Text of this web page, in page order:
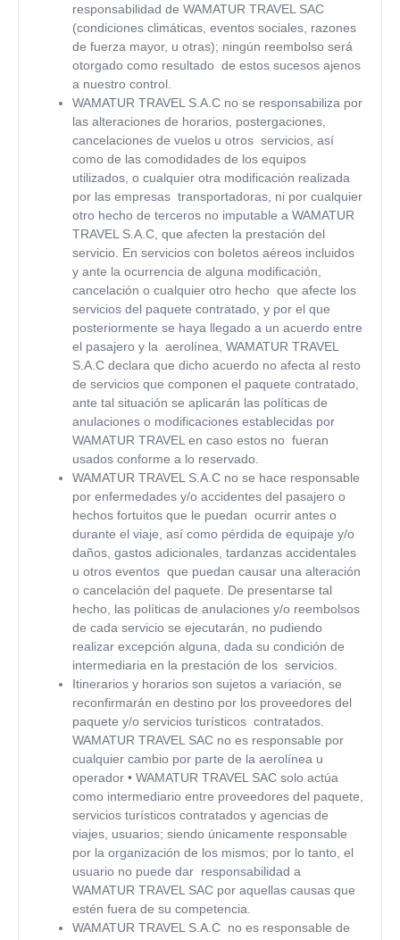
responsabilidad de WAMATUR TRAVEL SAC
(condiciones climáticas, eventos sociales, razones
de fuerza mayor, u otras); ningún reembolso será
otorgado como resultado de estos sucesos ajenos
a nuestro control.
WAMATUR TRAVEL S.A.C no se responsabiliza por
las alteraciones de horarios, postergaciones,
cancelaciones de vuelos u otros servicios, así
como de las comodidades de los equipos
utilizados, o cualquier otra modificación realizada
por las empresas transportadoras, ni por cualquier
otro hecho de terceros no imputable a WAMATUR
TRAVEL S.A.C, que afecten la prestación del
servicio. En servicios con boletos aéreos incluidos
y ante la ocurrencia de alguna modificación,
cancelación o cualquier otro hecho que afecte los
servicios del paquete contratado, y por el que
posteriormente se haya llegado a un acuerdo entre
el pasajero y la aerolínea, WAMATUR TRAVEL
S.A.C declara que dicho acuerdo no afecta al resto
de servicios que componen el paquete contratado,
ante tal situación se aplicarán las políticas de
anulaciones o modificaciones establecidas por
WAMATUR TRAVEL en caso estos no fueran
usados conforme a lo reservado.
WAMATUR TRAVEL S.A.C no se hace responsable
por enfermedades y/o accidentes del pasajero o
hechos fortuitos que le puedan ocurrir antes o
durante el viaje, así como pérdida de equipaje y/o
daños, gastos adicionales, tardanzas accidentales
u otros eventos que puedan causar una alteración
o cancelación del paquete. De presentarse tal
hecho, las políticas de anulaciones y/o reembolsos
de cada servicio se ejecutarán, no pudiendo
realizar excepción alguna, dada su condición de
intermediaria en la prestación de los servicios.
Itinerarios y horarios son sujetos a variación, se
reconfirmarán en destino por los proveedores del
paquete y/o servicios turísticos contratados.
WAMATUR TRAVEL SAC no es responsable por
cualquier cambio por parte de la aerolínea u
operador • WAMATUR TRAVEL SAC solo actúa
como intermediario entre proveedores del paquete,
servicios turísticos contratados y agencias de
viajes, usuarios; siendo únicamente responsable
por la organización de los mismos; por lo tanto, el
usuario no puede dar responsabilidad a
WAMATUR TRAVEL SAC por aquellas causas que
estén fuera de su competencia.
WAMATUR TRAVEL S.A.C no es responsable de